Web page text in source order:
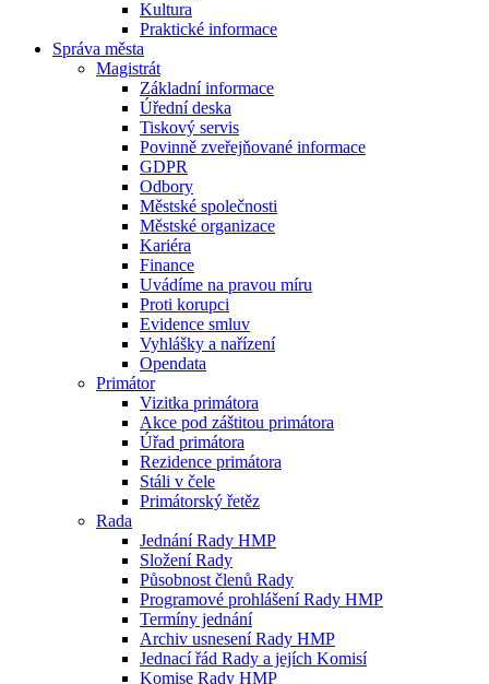
Kultura
Praktické informace
Správa města
Magistrát
Základní informace
Úřední deska
Tiskový servis
Povinně zveřejňované informace
GDPR
Odbory
Městské společnosti
Městské organizace
Kariéra
Finance
Uvádíme na pravou míru
Proti korupci
Evidence smluv
Vyhlášky a nařízení
Opendata
Primátor
Vizitka primátora
Akce pod záštitou primátora
Úřad primátora
Rezidence primátora
Stáli v čele
Primátorský řetěz
Rada
Jednání Rady HMP
Složení Rady
Působnost členů Rady
Programové prohlášení Rady HMP
Termíny jednání
Archiv usnesení Rady HMP
Jednací řád Rady a jejích Komisí
Komise Rady HMP